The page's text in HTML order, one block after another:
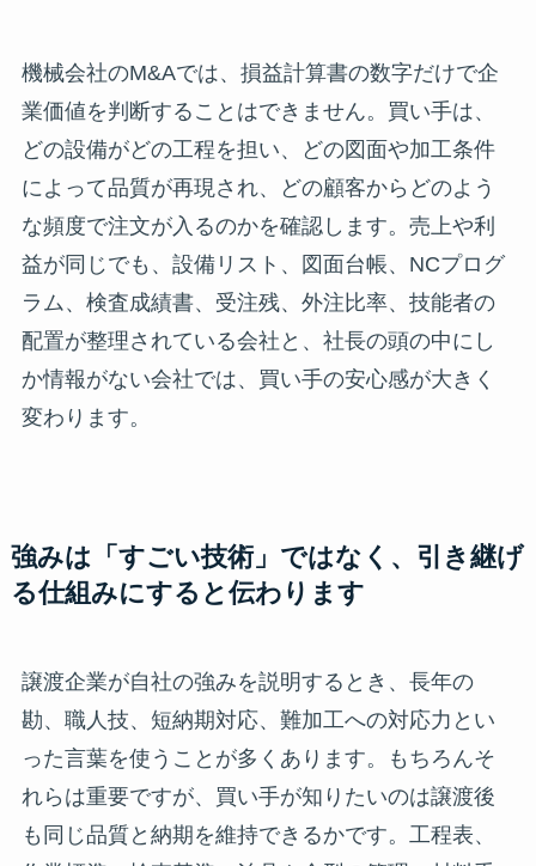
機械会社のM&Aでは、損益計算書の数字だけで企
業価値を判断することはできません。買い手は、
どの設備がどの工程を担い、どの図面や加工条件
によって品質が再現され、どの顧客からどのよう
な頻度で注文が入るのかを確認します。売上や利
益が同じでも、設備リスト、図面台帳、NCプログ
ラム、検査成績書、受注残、外注比率、技能者の
配置が整理されている会社と、社長の頭の中にし
か情報がない会社では、買い手の安心感が大きく
変わります。
強みは「すごい技術」ではなく、引き継げ
る仕組みにすると伝わります
譲渡企業が自社の強みを説明するとき、長年の
勘、職人技、短納期対応、難加工への対応力とい
った言葉を使うことが多くあります。もちろんそ
れらは重要ですが、買い手が知りたいのは譲渡後
も同じ品質と納期を維持できるかです。工程表、